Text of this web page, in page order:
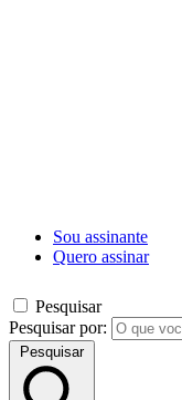
Sou assinante
Quero assinar
Pesquisar
Pesquisar por:
Pesquisar